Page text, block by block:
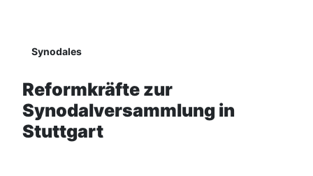
Synodales
Reformkräfte zur
Synodalversammlung in
Stuttgart